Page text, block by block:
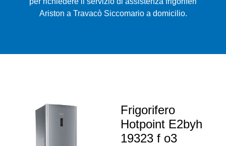
Ariston a Travacò Siccomario a domicilio.
Frigorifero
Hotpoint E2byh
19323 f o3